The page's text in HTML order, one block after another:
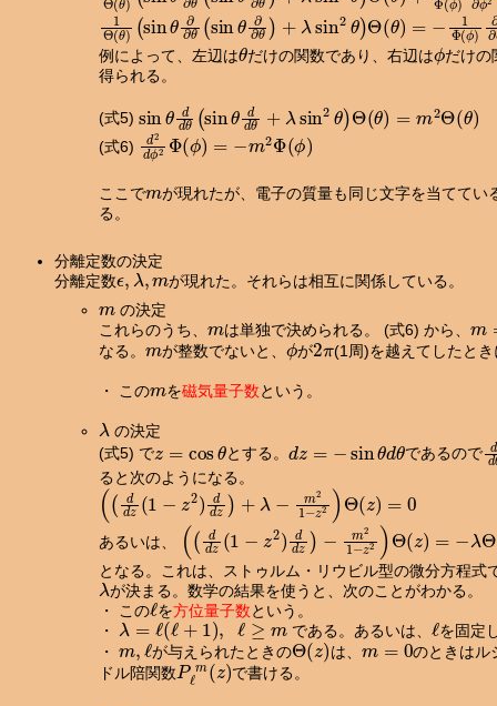
1Θ(θ)
sinθ∂ ∂ (sin θ∂ ∂ )+ λ sin θ Θ θ) =−1 Φ( 2∂ϕ2Φ (
例によって、左辺は θだけの関数であり、右辺は ϕだけの
得られる。
(式5) sin θdd θ( sin θ dd λ sin 2θ)Θ( θ)= Θ(θ)
(式6) d2d ϕ2Φ( −m2Φ( ϕ)
ここで
が現れたが、電子の質量も同じ文字を当てて
る。
分離定数の決定
分離定数ϵ,λ,m が現れた。それらは相互に関係している。
の決定
これらのうち、
は単独で決められる。 (式6) から、
なる。 mが整数でないと、ϕが2π(1周)を越えてしたと
・ この を磁気量子数という。
λ の決定
(式5) でz とする。 dz θ θ であるので d
ると次のようになる。
((d dz (1 − 2 )d dz )+ −m −z )Θ( z =
あるいは、 ((d dz (1 )d dz )− m 1− z2 )Θ z Θ (
となる。これは、ストゥルム・リウビル型の微分方程式
λが決まる。数学の結果を使うと、次のことがわかる。
・ このℓを方位量子数という。
・ λ=ℓ(ℓ+1), ℓ≥m である。あるいは、 ℓを固定
・ m ,ℓ が与えられたときのΘ(z)は、 m=0
のときはル
ドル陪関数Pℓ m( z)
で書ける。